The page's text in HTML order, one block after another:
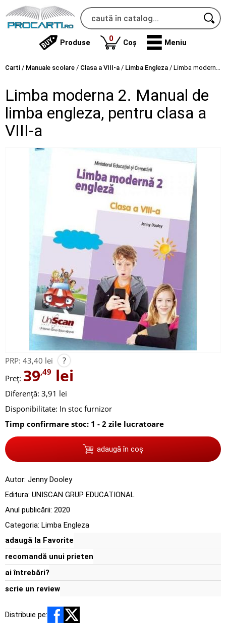
Produse 0produse
Coș Meniu
Carti / Manuale scolare / Clasa a VIII-a / Limba Engleza / Limba moderna 2. Manual de limba engleza, pentru clasa a VIII-a
Limba moderna 2. Manual de
limba engleza, pentru clasa a
VIII-a
PRP: 43,40 lei ?
Preț: 39,49 lei
Diferență: 3,91 lei
Disponibilitate: In stoc furnizor
Timp confirmare stoc: 1 - 2 zile lucratoare
adaugă în coș
Autor: Jenny Dooley
Editura: UNISCAN GRUP EDUCATIONAL
Anul publicării: 2020
Categoria: Limba Engleza
adaugă la Favorite
recomandă unui prieten
ai întrebări?
scrie un review
Distribuie pe: